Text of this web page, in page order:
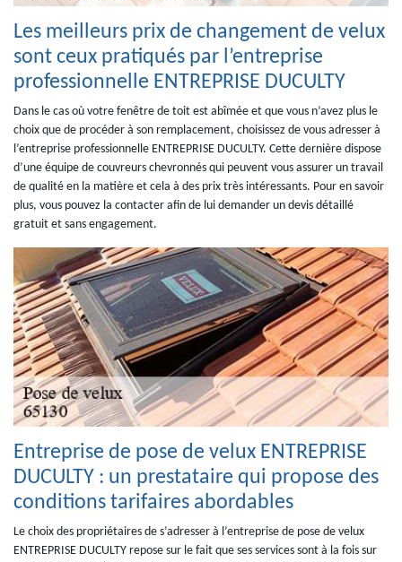
Les meilleurs prix de changement de velux
sont ceux pratiqués par l’entreprise
professionnelle ENTREPRISE DUCULTY
Dans le cas où votre fenêtre de toit est abîmée et que vous n’avez plus le
choix que de procéder à son remplacement, choisissez de vous adresser à
l’entreprise professionnelle ENTREPRISE DUCULTY. Cette dernière dispose
d’une équipe de couvreurs chevronnés qui peuvent vous assurer un travail
de qualité en la matière et cela à des prix très intéressants. Pour en savoir
plus, vous pouvez la contacter afin de lui demander un devis détaillé
gratuit et sans engagement.
Entreprise de pose de velux ENTREPRISE
DUCULTY : un prestataire qui propose des
conditions tarifaires abordables
Le choix des propriétaires de s’adresser à l’entreprise de pose de velux
ENTREPRISE DUCULTY repose sur le fait que ses services sont à la fois sur